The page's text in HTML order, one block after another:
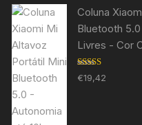
Coluna
Bluetooth
Livres - Cor
Avaliação
5.00de 5
€19,42